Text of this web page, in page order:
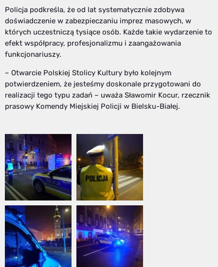
Policja podkreśla, że od lat systematycznie zdobywa
doświadczenie w zabezpieczaniu imprez masowych, w
których uczestniczą tysiące osób. Każde takie wydarzenie to
efekt współpracy, profesjonalizmu i zaangażowania
funkcjonariuszy.
– Otwarcie Polskiej Stolicy Kultury było kolejnym
potwierdzeniem, że jesteśmy doskonale przygotowani do
realizacji tego typu zadań – uważa Sławomir Kocur, rzecznik
prasowy Komendy Miejskiej Policji w Bielsku-Białej.